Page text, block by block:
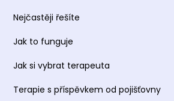
Nejčastěji řešíte
Jak to funguje
Jak si vybrat terapeuta
Terapie s příspěvkem od pojišťovny